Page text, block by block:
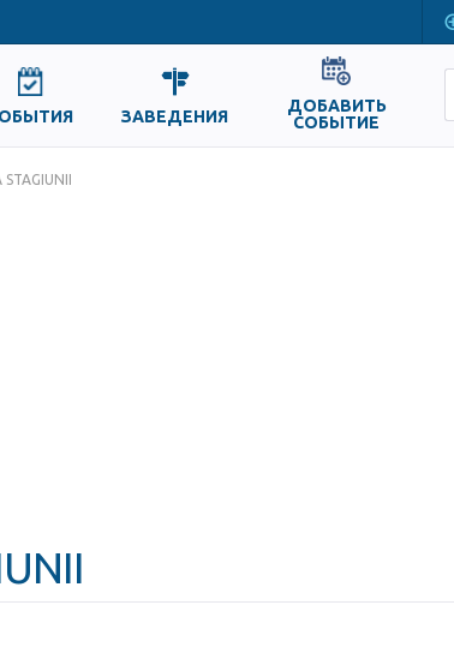
ЗАВЕДЕНИЯ
ДОБАВИТЬ
СОБЫТИЕ
STAGIUNII